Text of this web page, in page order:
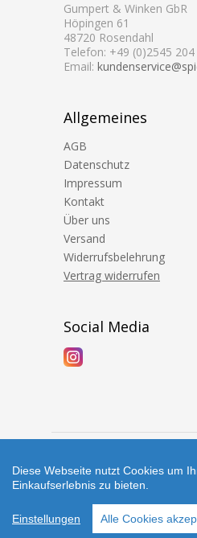
Gumpert & Winken GbR
Höpingen 61
48720 Rosendahl
Telefon: +49 (0)2545 204
Email:
Allgemeines
AGB
Datenschutz
Impressum
Kontakt
Über uns
Versand
Widerrufsbelehrung
Vertrag widerrufen
Social Media
Copyright © 2026
Diese Webseite nutzt Cookies um
Einkaufserlebnis zu bieten.
Einstellungen Alle Cookies